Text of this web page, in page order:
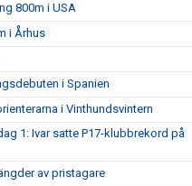
800m i USA
i Århus
i Spanien
i Vinthundsvintern
1: Ivar satte P17-klubbrekord på
av pristagare